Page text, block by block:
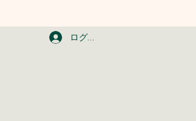
ログイン